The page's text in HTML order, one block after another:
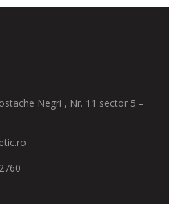
Negri , Nr. 11 sector 5 –